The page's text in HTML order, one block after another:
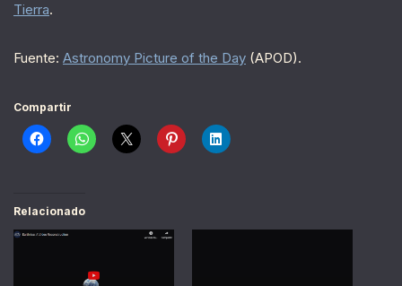
Tierra.
Fuente: Astronomy Picture of the Day (APOD).
Compartir
Relacionado